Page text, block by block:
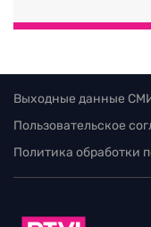
Выходные данные
Пользовательское
Политика обработки